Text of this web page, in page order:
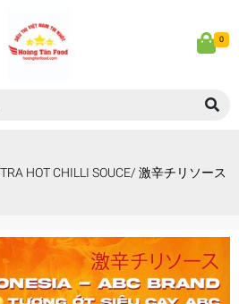
0
HOT CHILLI SOUCE/ 激辛チリソース